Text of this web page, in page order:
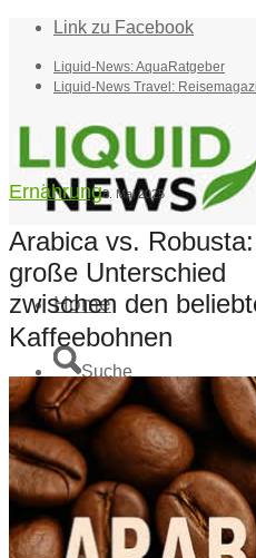
Link zu Facebook
Liquid-News: AquaRatgeber
Liquid-News Travel:
Home
Suche
Menü Menü
Ernährung8. Mai 2025
Arabica vs.
große Unterschied
zwischen den
Kaffeebohnen